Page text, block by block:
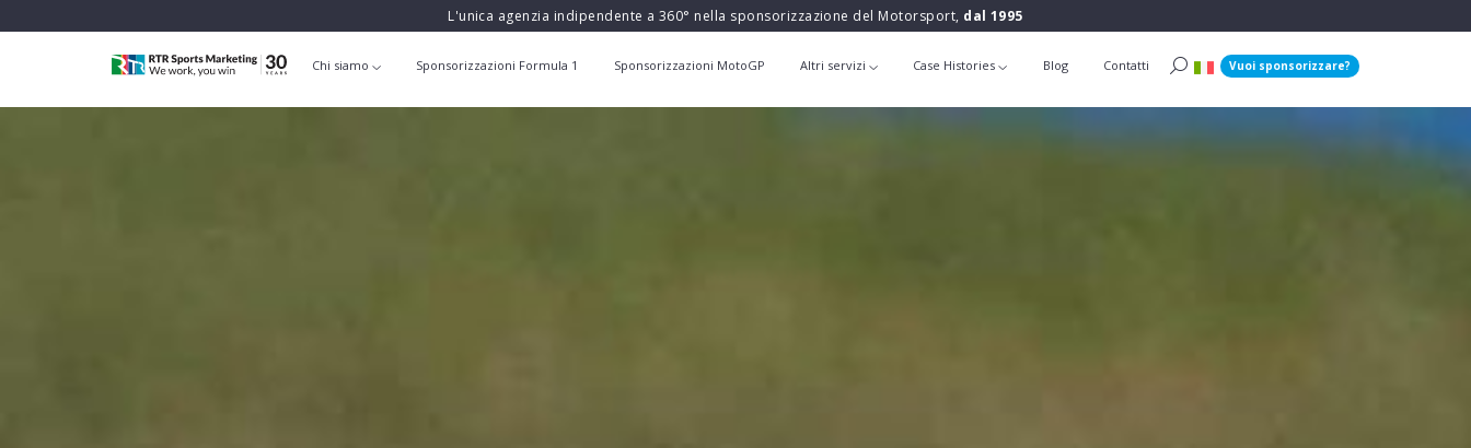
L'unica agenzia indipendente a 360° nella sponsorizzazione del Motorsport, dal 1995
Chi siamo Sponsorizzazioni Formula 1 Sponsorizzazioni MotoGP Altri servizi Case Histories Blog Contatti Vuoi sponsorizzare?